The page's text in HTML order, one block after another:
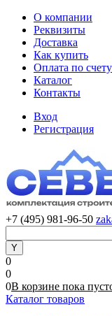
О компании
Реквизиты
Доставка
Как купить
Оплата по счету
Каталог
Контакты
Вход
Регистрация
+7 (495) 981-96-50
0
0
0В корзине пока
Каталог товаров